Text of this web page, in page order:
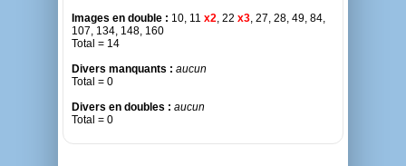
Images en double : 10, 11 x2, 22 x3, 27, 28, 49, 84,
107, 134, 148, 160
Total = 14
Divers manquants : aucun
Total = 0
Divers en doubles : aucun
Total = 0